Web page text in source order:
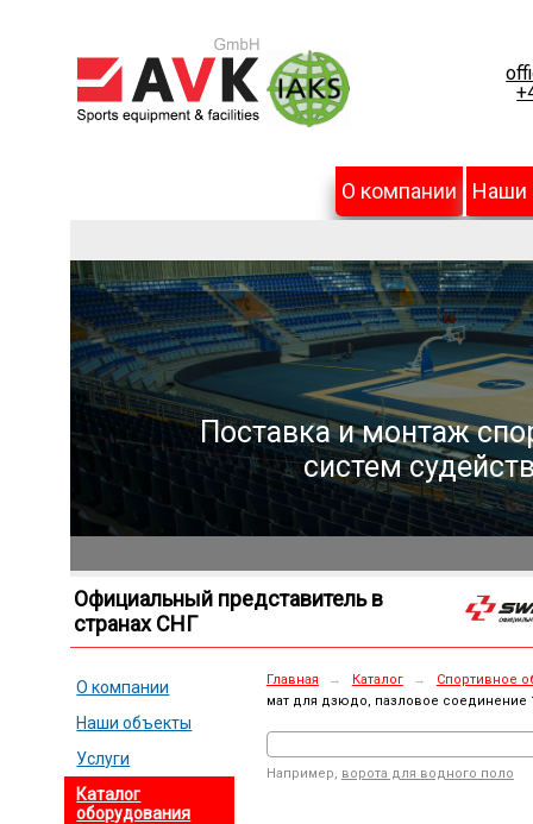
О компании Наши
Поставка и монтаж
систем
Официальный представитель в
странах СНГ
О компании
Наши объекты
Услуги
Каталог
оборудования
Главная → Каталог →
Спортивное
мат для дзюдо, пазловое соединение
Например, ворота для водного поло